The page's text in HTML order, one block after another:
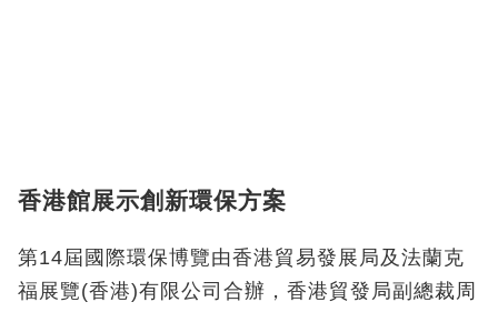
香港館展示創新環保方案
第14屆國際環保博覽由香港貿易發展局及法蘭克
福展覽(香港)有限公司合辦，香港貿發局副總裁周